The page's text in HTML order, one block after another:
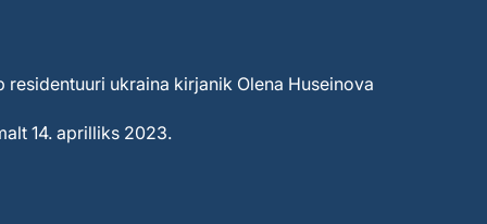
residentuuri ukraina kirjanik Olena Huseinova
14. aprilliks 2023.